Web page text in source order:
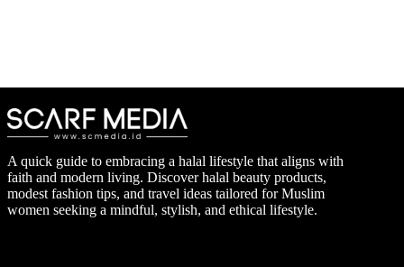
A quick guide to embracing a halal lifestyle that aligns with
faith and modern living. Discover halal beauty products,
modest fashion tips, and travel ideas tailored for Muslim
women seeking a mindful, stylish, and ethical lifestyle.